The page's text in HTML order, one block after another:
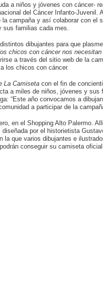
a niños y jóvenes con cáncer-
del Cáncer Infanto-Juvenil.
campaña y así colaborar con el
sus familias cada mes.
dibujantes para que
chicos con cáncer nos necesitan
a través del sitio web de la
los chicos con cáncer.
La Camiseta con el fin de
a miles de niños, jóvenes y sus
“Este año convocamos a
a participar de la
en el Shopping Alto Palermo.
por el historietista
la que varios dibujantes e
conseguir su camiseta